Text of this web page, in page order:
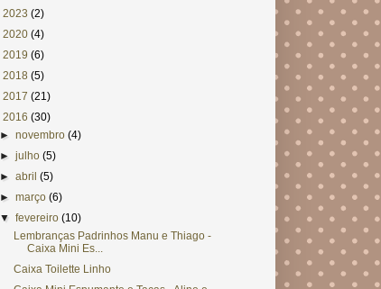
2023 (2)
2020 (4)
2019 (6)
2018 (5)
2017 (21)
2016 (30)
►novembro(4)
►julho(5)
►abril(5)
►março(6)
▼fevereiro(10)
Lembranças Padrinhos Manu e Thiago -
Caixa Mini Es...
Caixa Toilette Linho